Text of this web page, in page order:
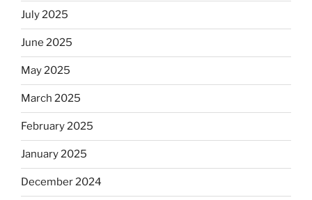
July 2025
June 2025
May 2025
March 2025
February 2025
January 2025
December 2024